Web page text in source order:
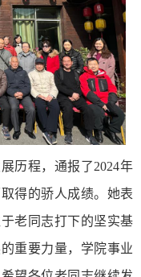
历程，通报了2024年
得的骄人成绩。她表
老同志打下的坚实基
重要力量，学院事业